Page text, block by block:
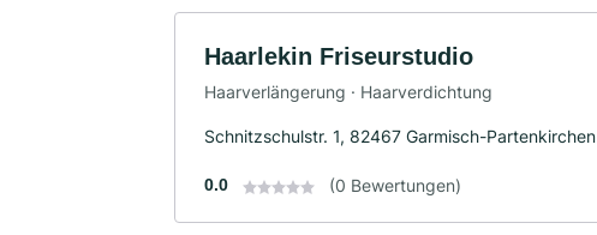
Haarlekin Friseurstudio
Haarverlängerung · Haarverdichtung
Schnitzschulstr. 1, 82467 Garmisch-Partenkirchen
0.0 (0 Bewertungen)